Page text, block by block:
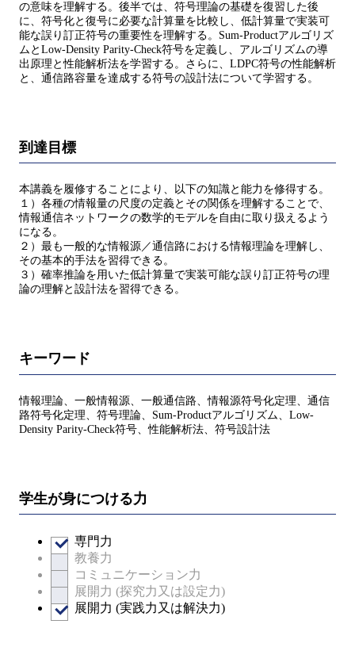
の意味を理解する。後半では、符号理論の基礎を復習した後
に、符号化と復号に必要な計算量を比較し、低計算量で実装可
能な誤り訂正符号の重要性を理解する。Sum-Productアルゴリズ
ムとLow-Density Parity-Check符号を定義し、アルゴリズムの導
出原理と性能解析法を学習する。さらに、LDPC符号の性能解析
と、通信路容量を達成する符号の設計法について学習する。
到達目標
本講義を履修することにより、以下の知識と能力を修得する。
１）各種の情報量の尺度の定義とその関係を理解することで、
情報通信ネットワークの数学的モデルを自由に取り扱えるよう
になる。
２）最も一般的な情報源／通信路における情報理論を理解し、
その基本的手法を習得できる。
３）確率推論を用いた低計算量で実装可能な誤り訂正符号の理
論の理解と設計法を習得できる。
キーワード
情報理論、一般情報源、一般通信路、情報源符号化定理、通信
路符号化定理、符号理論、Sum-Productアルゴリズム、Low-
Density Parity-Check符号、性能解析法、符号設計法
学生が身につける力
専門力
教養力
コミュニケーション力
展開力 (探究力又は設定力)
展開力 (実践力又は解決力)